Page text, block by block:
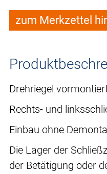
zum Merkzettel
Drehriegel
Rechts- und
Einbau ohne
Die Lager der
der Betätigung oder